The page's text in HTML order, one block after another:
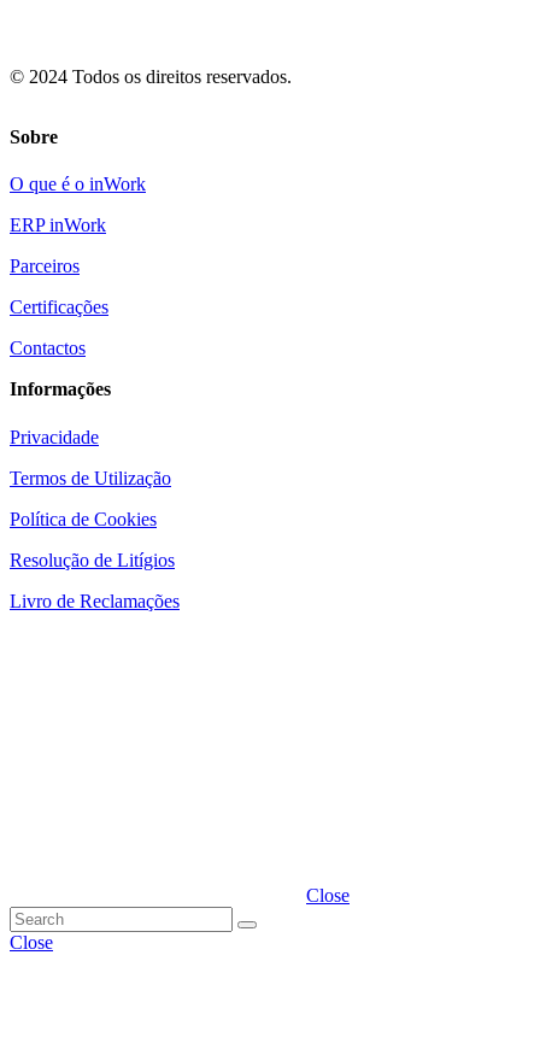
© 2024 Todos os direitos reservados.
Sobre
O que é o inWork
ERP inWork
Parceiros
Certificações
Contactos
Informações
Privacidade
Termos de Utilização
Política de Cookies
Resolução de Litígios
Livro de Reclamações
Close
Close